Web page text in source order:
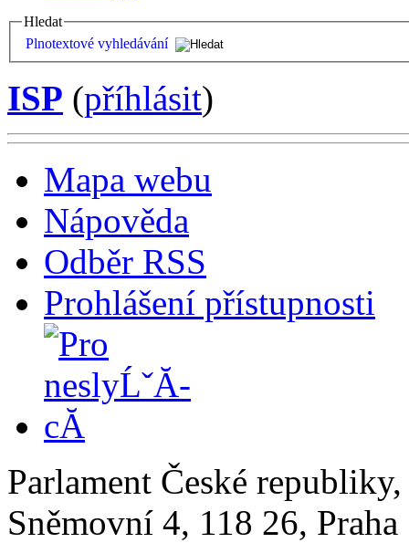
Hledat
Plnotextové vyhledávání
ISP (příhlásit)
Mapa webu
Nápověda
Odběr RSS
Prohlášení přístupnosti
Parlament České
Sněmovní 4, 118 26,